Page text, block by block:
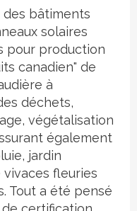
bâtiments
solaires
pour production
canadien" de
à
déchets,
végétalisation
également
jardin
vivaces fleuries
Tout a été pensé